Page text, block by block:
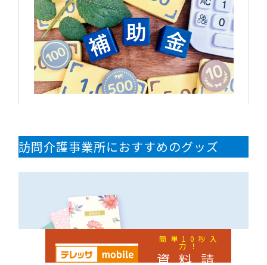
簡単10秒入
力！
資料請
訪問介護事業所におすすめのグッズ